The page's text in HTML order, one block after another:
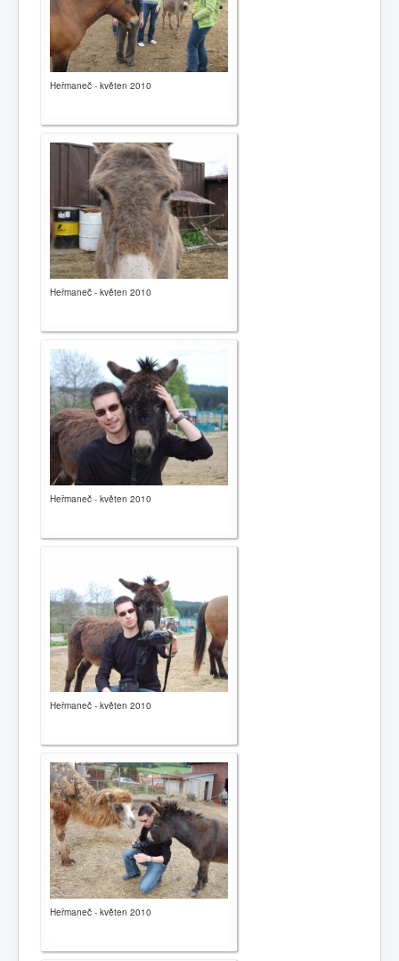
Heřmaneč - květen 2010
Heřmaneč - květen 2010
Heřmaneč - květen 2010
Heřmaneč - květen 2010
Heřmaneč - květen 2010